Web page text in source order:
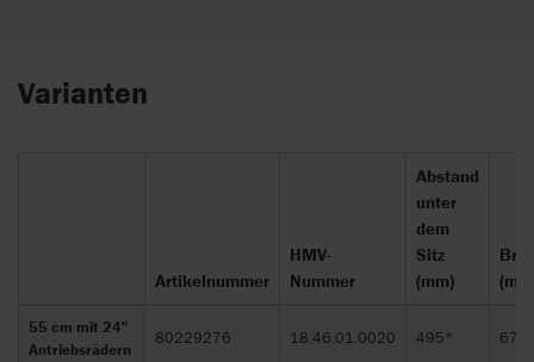
Varianten
Artikelnummer
HMV-
Nummer
Abstand
unter
dem
Sitz
(mm)
55 cm mit 24"
Antriebsrädern
80229276 18.46.01.0020 495* 670